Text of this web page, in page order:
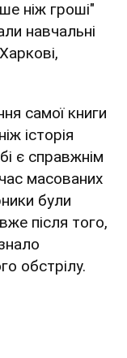
ніж гроші"
навчальні
самої книги
історія
є справжнім
масованих
були
після того,
обстрілу.